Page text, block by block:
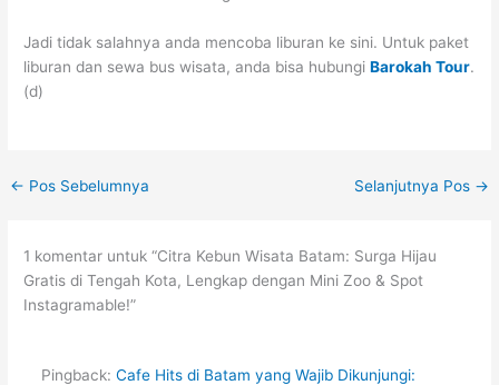
Jadi tidak salahnya anda mencoba liburan ke sini. Untuk paket
liburan dan sewa bus wisata, anda bisa hubungiBarokah Tour.
(d)
← Pos Sebelumnya Selanjutnya Pos →
1 komentar untuk “Citra Kebun Wisata Batam: Surga Hijau
Gratis di Tengah Kota, Lengkap dengan Mini Zoo & Spot
Instagramable!”
Pingback: Cafe Hits di Batam yang Wajib Dikunjungi: